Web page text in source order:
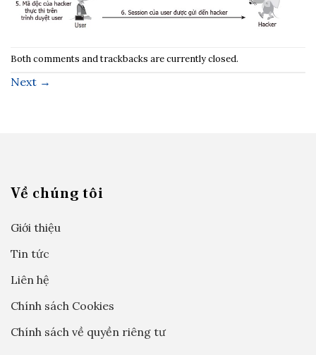
Both comments and trackbacks are currently closed.
Next →
Về chúng tôi
Giới thiệu
Tin tức
Liên hệ
Chính sách Cookies
Chính sách về quyền riêng tư